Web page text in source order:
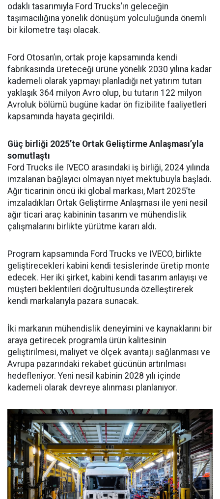
odaklı tasarımıyla Ford Trucks’ın geleceğin
taşımacılığına yönelik dönüşüm yolculuğunda önemli
bir kilometre taşı olacak.
Ford Otosan’ın, ortak proje kapsamında kendi
fabrikasında üreteceği ürüne yönelik 2030 yılına kadar
kademeli olarak yapmayı planladığı net yatırım tutarı
yaklaşık 364 milyon Avro olup, bu tutarın 122 milyon
Avroluk bölümü bugüne kadar ön fizibilite faaliyetleri
kapsamında hayata geçirildi.
Güç birliği 2025’te Ortak Geliştirme Anlaşması’yla
somutlaştı
Ford Trucks ile IVECO arasındaki iş birliği, 2024 yılında
imzalanan bağlayıcı olmayan niyet mektubuyla başladı.
Ağır ticarinin öncü iki global markası, Mart 2025’te
imzaladıkları Ortak Geliştirme Anlaşması ile yeni nesil
ağır ticari araç kabininin tasarım ve mühendislik
çalışmalarını birlikte yürütme kararı aldı.
Program kapsamında Ford Trucks ve IVECO, birlikte
geliştirecekleri kabini kendi tesislerinde üretip monte
edecek. Her iki şirket, kabini kendi tasarım anlayışı ve
müşteri beklentileri doğrultusunda özelleştirerek
kendi markalarıyla pazara sunacak.
İki markanın mühendislik deneyimini ve kaynaklarını bir
araya getirecek programla ürün kalitesinin
geliştirilmesi, maliyet ve ölçek avantajı sağlanması ve
Avrupa pazarındaki rekabet gücünün artırılması
hedefleniyor. Yeni nesil kabinin 2028 yılı içinde
kademeli olarak devreye alınması planlanıyor.